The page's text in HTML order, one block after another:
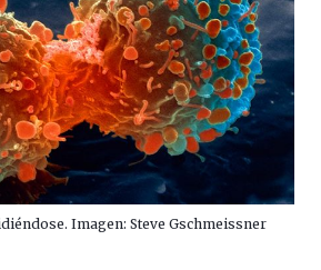
Imagen: Steve Gschmeissner